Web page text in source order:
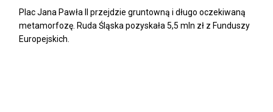
Plac Jana Pawła II przejdzie gruntowną i długo oczekiwaną
metamorfozę. Ruda Śląska pozyskała 5,5 mln zł z Funduszy
Europejskich.